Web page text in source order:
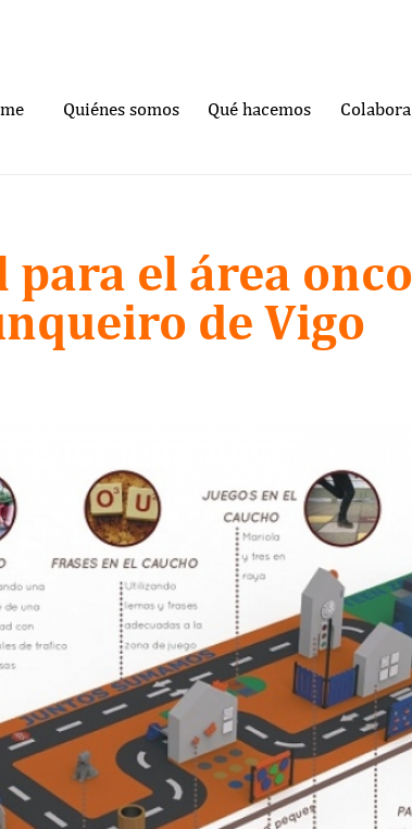
Quiénes somos Qué hacemos Colabora
el área
de Vigo